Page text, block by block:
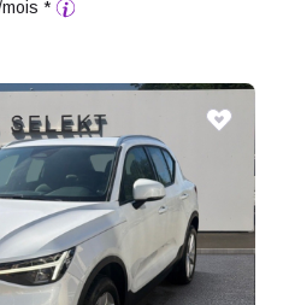
*